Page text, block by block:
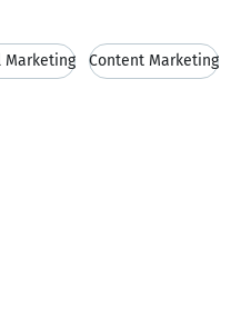
Marketing Content Marketing